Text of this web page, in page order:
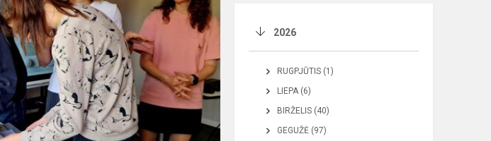
2026
RUGPJŪTIS (1)
LIEPA (6)
BIRŽELIS (40)
GEGUŽĖ (97)